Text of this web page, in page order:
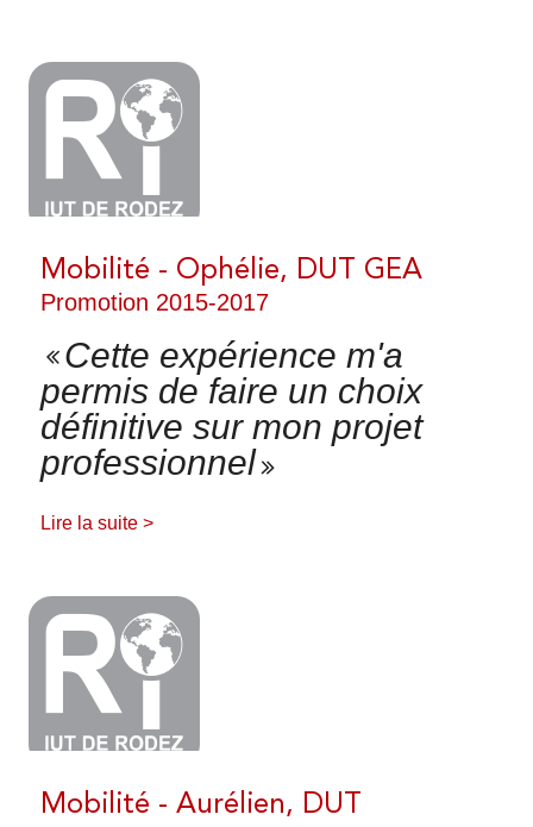
Search
Mobilité - Ophélie, DUT GEA
Promotion 2015-2017
Cette expérience m'a
permis de faire un choix
définitive sur mon projet
professionnel
Lire la suite >
Mobilité - Aurélien, DUT